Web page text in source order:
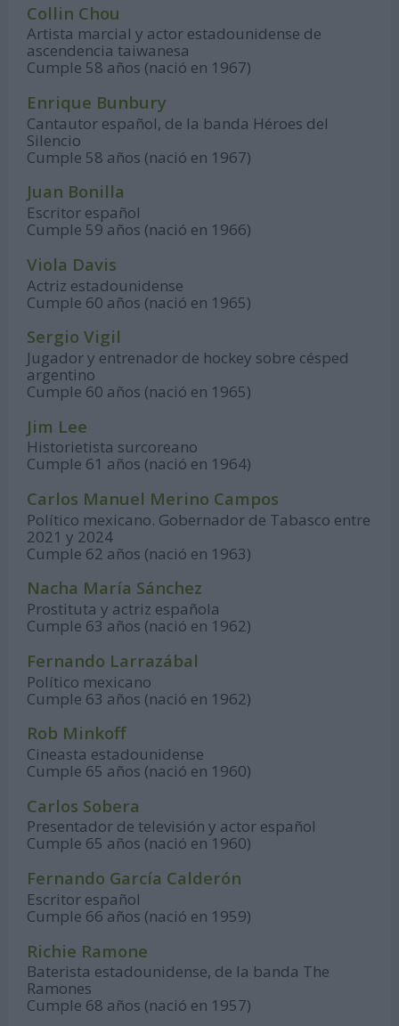
Collin Chou
Artista marcial y actor estadounidense de
ascendencia taiwanesa
Cumple 58 años (nació en 1967)
Enrique Bunbury
Cantautor español, de la banda Héroes del
Silencio
Cumple 58 años (nació en 1967)
Juan Bonilla
Escritor español
Cumple 59 años (nació en 1966)
Viola Davis
Actriz estadounidense
Cumple 60 años (nació en 1965)
Sergio Vigil
Jugador y entrenador de hockey sobre césped
argentino
Cumple 60 años (nació en 1965)
Jim Lee
Historietista surcoreano
Cumple 61 años (nació en 1964)
Carlos Manuel Merino Campos
Político mexicano. Gobernador de Tabasco entre
2021 y 2024
Cumple 62 años (nació en 1963)
Nacha María Sánchez
Prostituta y actriz española
Cumple 63 años (nació en 1962)
Fernando Larrazábal
Político mexicano
Cumple 63 años (nació en 1962)
Rob Minkoff
Cineasta estadounidense
Cumple 65 años (nació en 1960)
Carlos Sobera
Presentador de televisión y actor español
Cumple 65 años (nació en 1960)
Fernando García Calderón
Escritor español
Cumple 66 años (nació en 1959)
Richie Ramone
Baterista estadounidense, de la banda The
Ramones
Cumple 68 años (nació en 1957)